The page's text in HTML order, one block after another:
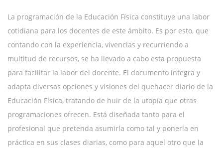
La programación de la Educación Física constituye una labor
cotidiana para los docentes de este ámbito. Es por esto, que
contando con la experiencia, vivencias y recurriendo a
multitud de recursos, se ha llevado a cabo esta propuesta
para facilitar la labor del docente. El documento integra y
adapta diversas opciones y visiones del quehacer diario de la
Educación Física, tratando de huir de la utopía que otras
programaciones ofrecen. Está diseñada tanto para el
profesional que pretenda asumirla como tal y ponerla en
práctica en sus clases diarias, como para aquel otro que la